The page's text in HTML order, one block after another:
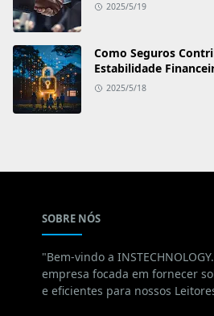
2025/5/19
Como Seguros
Estabilidade
2025/5/18
SOBRE NÓS
"Bem-vindo a
empresa focada em fornecer
e eficientes para nossos